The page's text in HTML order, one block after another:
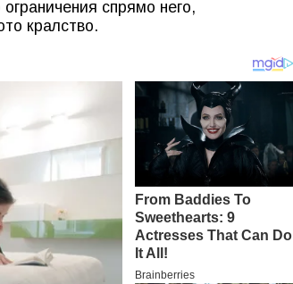
спрямо него,
кралство.